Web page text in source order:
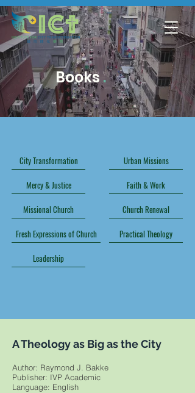
Books.
City Transformation
Mercy & Justice
Missional Church
Fresh Expressions of Church
Urban Missions
Faith & Work
Church Renewal
Practical Theology
Leadership
A Theology as Big as the City
Author: Raymond J. Bakke
Publisher: IVP Academic
​Language: English